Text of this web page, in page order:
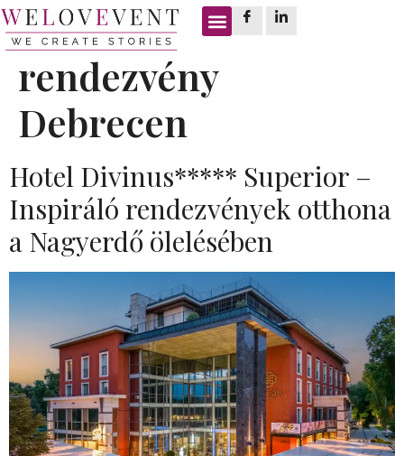
Címke:céges
rendezvény
Debrecen
Hotel Divinus***** Superior –
Inspiráló rendezvények otthona
a Nagyerdő ölelésében